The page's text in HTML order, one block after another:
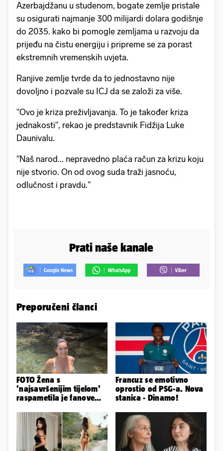
Azerbajdžanu u studenom, bogate zemlje pristale
su osigurati najmanje 300 milijardi dolara godišnje
do 2035. kako bi pomogle zemljama u razvoju da
prijeđu na čistu energiju i pripreme se za porast
ekstremnih vremenskih uvjeta.
Ranjive zemlje tvrde da to jednostavno nije
dovoljno i pozvale su ICJ da se založi za više.
"Ovo je kriza preživljavanja. To je također kriza
jednakosti", rekao je predstavnik Fidžija Luke
Daunivalu.
"Naš narod... nepravedno plaća račun za krizu koju
nije stvorio. On od ovog suda traži jasnoću,
odlučnost i pravdu."
Prati naše kanale
Preporučeni članci
FOTO Žena s
'najsavršenijim tijelom'
raspametila je fanove
plićaka
Francuz se emotivno
oprostio od PSG-a. Nova
stanica - Dinamo!